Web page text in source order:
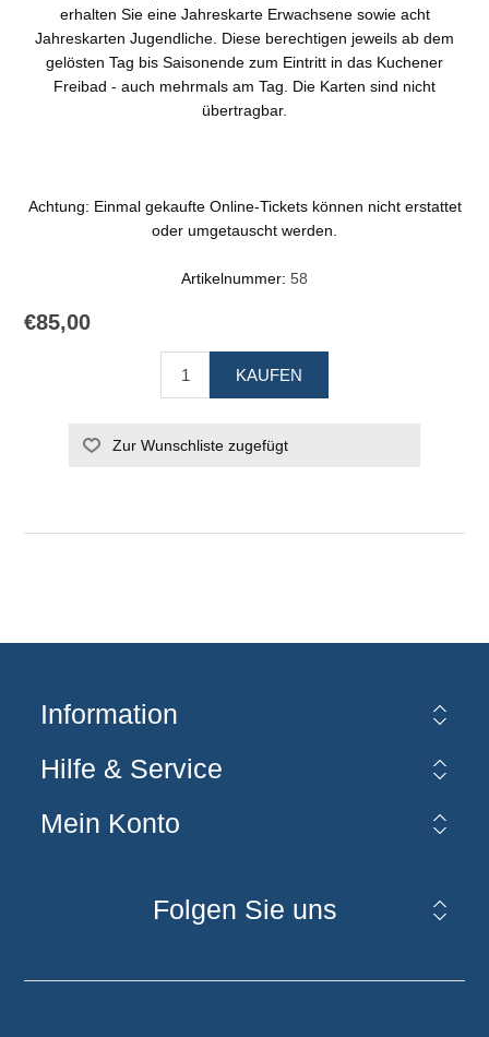
erhalten Sie eine Jahreskarte Erwachsene sowie acht
Jahreskarten Jugendliche. Diese berechtigen jeweils ab dem
gelösten Tag bis Saisonende zum Eintritt in das Kuchener
Freibad - auch mehrmals am Tag. Die Karten sind nicht
übertragbar.
Achtung: Einmal gekaufte Online-Tickets können nicht erstattet
oder umgetauscht werden.
Artikelnummer: 58
€85,00
KAUFEN
Zur Wunschliste zugefügt
Information
Hilfe & Service
Mein Konto
Folgen Sie uns